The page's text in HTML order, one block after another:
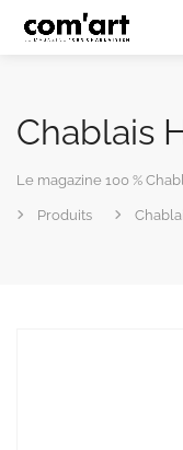
Chablais
Le magazine 100 %
Produits